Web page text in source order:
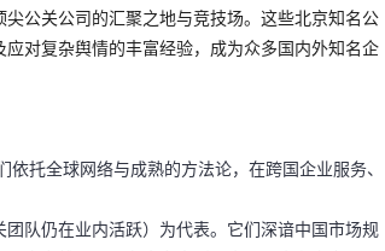
尖公关公司的汇聚之地与竞技场。这些北京知名公
应对复杂舆情的丰富经验，成为众多国内外知名企
依托全球网络与成熟的方法论，在跨国企业服务、
队仍在业内活跃） 为代表。它们深谙中国市场规